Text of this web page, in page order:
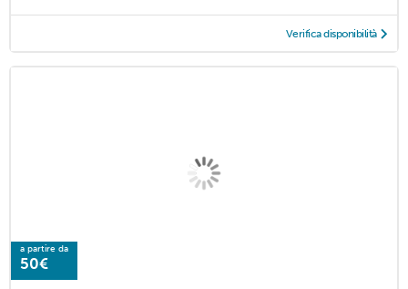
Verifica disponibilità
a partire da
50€